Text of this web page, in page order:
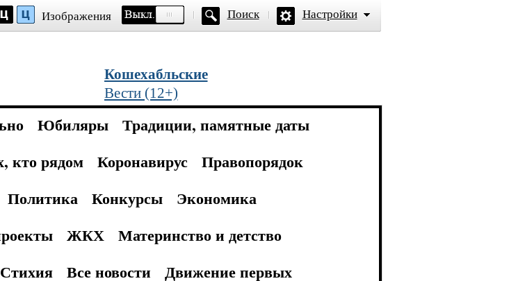
Изображения Поиск Настройки
Кошехабльские
Вести (12+)
Юбиляры
Традиции, памятные даты
кто рядом Коронавирус
Правопорядок
Политика Конкурсы
Экономика
ЖКХ
Материнство и детство
Стихия Все новости
Движение первых